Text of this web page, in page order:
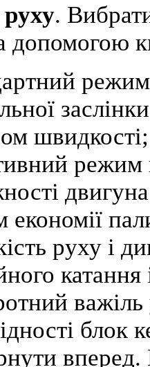
.
допомогою
швидкості;
режим
економії
руху і
катання
важіль
блок